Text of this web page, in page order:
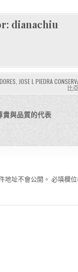
dianachiu
JOSE L PIEDRA
比
與品質的代表
地址不會公開。 必填欄